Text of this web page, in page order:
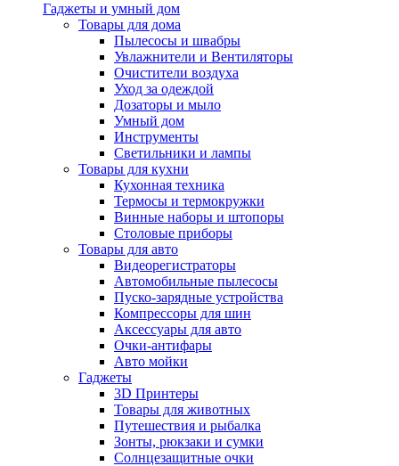
Гаджеты и умный дом
Товары для дома
Пылесосы и швабры
Увлажнители и Вентиляторы
Очистители воздуха
Уход за одеждой
Дозаторы и мыло
Умный дом
Инструменты
Светильники и лампы
Товары для кухни
Кухонная техника
Термосы и термокружки
Винные наборы и штопоры
Столовые приборы
Товары для авто
Видеорегистраторы
Автомобильные пылесосы
Пуско-зарядные устройства
Компрессоры для шин
Аксессуары для авто
Очки-антифары
Авто мойки
Гаджеты
3D Принтеры
Товары для животных
Путешествия и рыбалка
Зонты, рюкзаки и сумки
Солнцезащитные очки